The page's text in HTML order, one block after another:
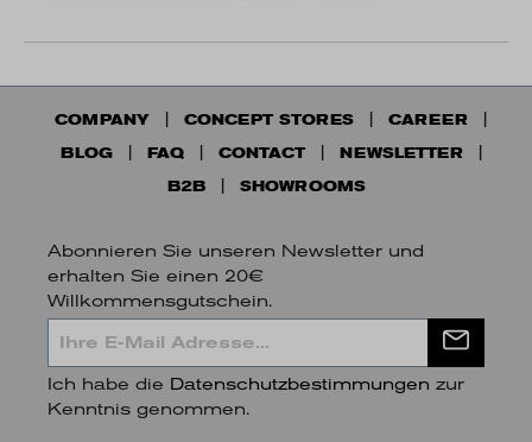
COMPANY CONCEPT STORES
CAREER
BLOG
FAQ CONTACT
NEWSLETTER
B2B
SHOWROOMS
Abonnieren Sie unseren Newsletter und
erhalten Sie einen 20€
Willkommensgutschein.
Ich habe die Datenschutzbestimmungen zur
Kenntnis genommen.